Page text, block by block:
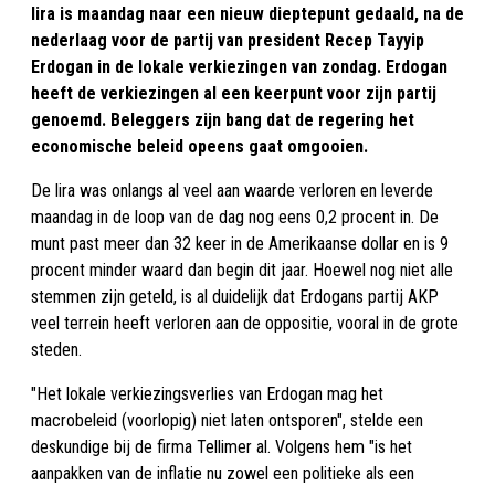
lira is maandag naar een nieuw dieptepunt gedaald, na de
nederlaag voor de partij van president Recep Tayyip
Erdogan in de lokale verkiezingen van zondag. Erdogan
heeft de verkiezingen al een keerpunt voor zijn partij
genoemd. Beleggers zijn bang dat de regering het
economische beleid opeens gaat omgooien.
De lira was onlangs al veel aan waarde verloren en leverde
maandag in de loop van de dag nog eens 0,2 procent in. De
munt past meer dan 32 keer in de Amerikaanse dollar en is 9
procent minder waard dan begin dit jaar. Hoewel nog niet alle
stemmen zijn geteld, is al duidelijk dat Erdogans partij AKP
veel terrein heeft verloren aan de oppositie, vooral in de grote
steden.
"Het lokale verkiezingsverlies van Erdogan mag het
macrobeleid (voorlopig) niet laten ontsporen", stelde een
deskundige bij de firma Tellimer al. Volgens hem "is het
aanpakken van de inflatie nu zowel een politieke als een